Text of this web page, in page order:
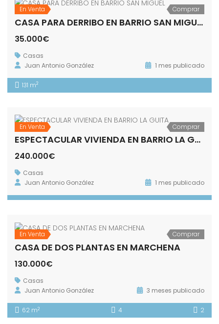
En Venta Comprar
CASA PARA DERRIBO EN BARRIO SAN MIGUEL
35.000€
Casas
Juan Antonio González
1 mes publicado
131 m2
En Venta Comprar
ESPECTACULAR VIVIENDA EN BARRIO LA GUITA
240.000€
Casas
Juan Antonio González
1 mes publicado
En Venta Comprar
CASA DE DOS PLANTAS EN MARCHENA
130.000€
Casas
Juan Antonio González
3 meses publicado
62 m2 4 2